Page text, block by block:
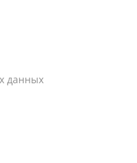
данных